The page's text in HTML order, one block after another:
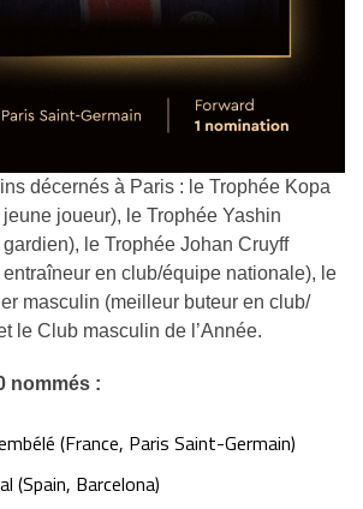
décernés à Paris : le Trophée Kopa
joueur), le Trophée Yashin
le Trophée Johan Cruyff
en club/équipe nationale), le
masculin (meilleur buteur en club/
le Club masculin de l’Année.
nommés :
(France, Paris Saint-Germain)
(Spain, Barcelona)